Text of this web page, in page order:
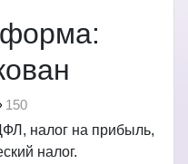
150
налог на прибыль,
налог.